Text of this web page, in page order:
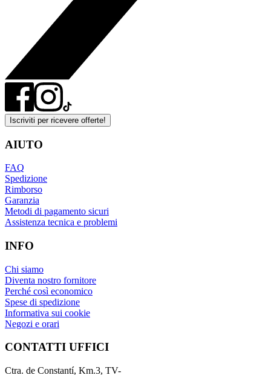
Iscriviti per ricevere offerte!
AIUTO
FAQ
Spedizione
Rimborso
Garanzia
Metodi di pagamento sicuri
Assistenza tecnica e problemi
INFO
Chi siamo
Diventa nostro fornitore
Perché così economico
Spese di spedizione
Informativa sui cookie
Negozi e orari
CONTATTI UFFICI
Ctra. de Constantí, Km.3, TV-